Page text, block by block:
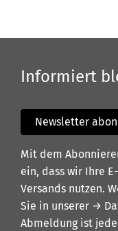
Informiert
Newsletter
Mit dem
ein, dass wir Ihre
Versands nutzen.
Sie in unserer →
Abmeldung ist